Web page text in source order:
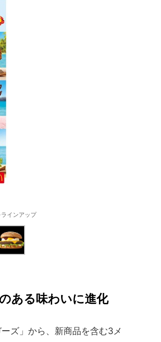
インアップ
ある味わいに進化
ズ」から、新商品を含む3メ